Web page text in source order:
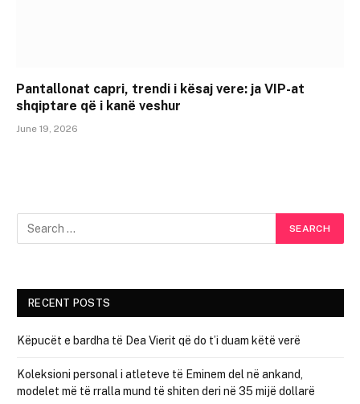
Pantallonat capri, trendi i kësaj vere: ja VIP-at
shqiptare që i kanë veshur
June 19, 2026
RECENT POSTS
Këpucët e bardha të Dea Vierit që do t’i duam këtë verë
Koleksioni personal i atleteve të Eminem del në ankand,
modelet më të rralla mund të shiten deri në 35 mijë dollarë